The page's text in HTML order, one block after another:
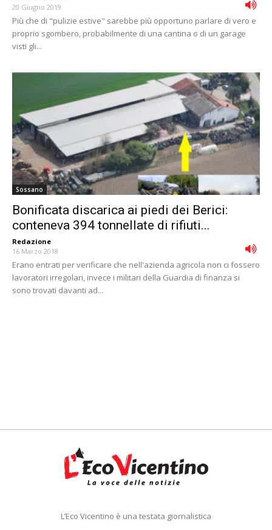
20 Giugno 2019
Più che di "pulizie estive" sarebbe più opportuno parlare di vero e
proprio sgombero, probabilmente di una cantina o di un garage
visti gli...
Sossano
Bonificata discarica ai piedi dei Berici:
conteneva 394 tonnellate di rifiuti...
Redazione -
16 Marzo 2018
Erano entrati per verificare che nell'azienda agricola non ci fossero
lavoratori irregolari, invece i militari della Guardia di finanza si
sono trovati davanti ad...
L’Eco Vicentino è una testata giornalistica